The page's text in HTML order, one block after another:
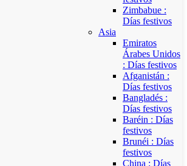
Zimbabue :
Días festivos
Asia
Emiratos
Árabes Unidos
: Días festivos
Afganistán :
Días festivos
Bangladés :
Días festivos
Baréin : Días
festivos
Brunéi : Días
festivos
China : Días